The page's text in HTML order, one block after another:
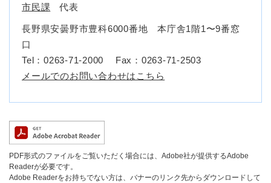
市民課 代表
長野県安曇野市豊科6000番地 本庁舎1階1〜9番窓
口
Tel：0263-71-2000
Fax：0263-71-2503
メールでのお問い合わせはこちら
PDF形式のファイルをご覧いただく場合には、Adobe社が提供するAdobe
Readerが必要です。
Adobe Readerをお持ちでない方は、バナーのリンク先からダウンロードして